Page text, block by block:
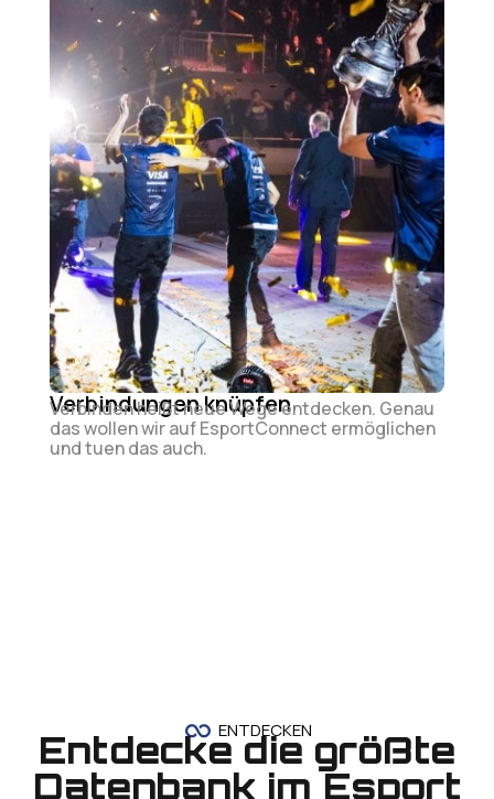
Verbindungen knüpfen
Verbinden heißt neue Wege entdecken. Genau
das wollen wir auf EsportConnect ermöglichen
und tuen das auch.
ENTDECKEN
Entdecke die größte
Datenbank im Esport